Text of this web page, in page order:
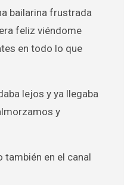
bailarina frustrada
feliz viéndome
en todo lo que
lejos y ya llegaba
y
también en el canal